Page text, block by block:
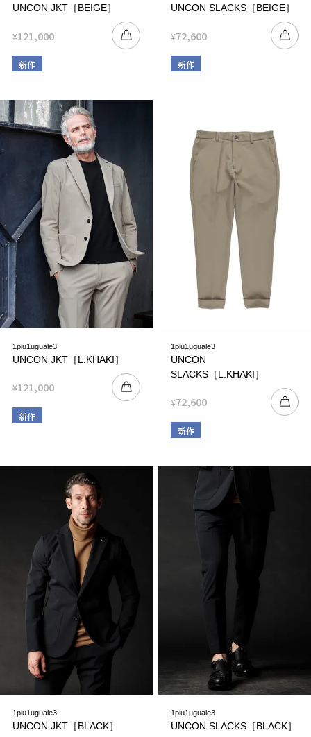
UNCON JKT［BEIGE］
¥121,000
新作
UNCON SLACKS［BEIGE］
¥72,600
新作
1piu1uguale3
UNCON JKT［L.KHAKI］
¥121,000
新作
1piu1uguale3
UNCON
SLACKS［L.KHAKI］
¥72,600
新作
1piu1uguale3
UNCON JKT［BLACK］
1piu1uguale3
UNCON SLACKS［BLACK］